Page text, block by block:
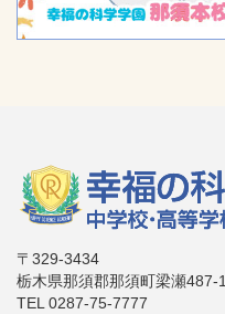
〒329-3434
栃木県那須郡那須町梁瀬487-1
TEL 0287-75-7777